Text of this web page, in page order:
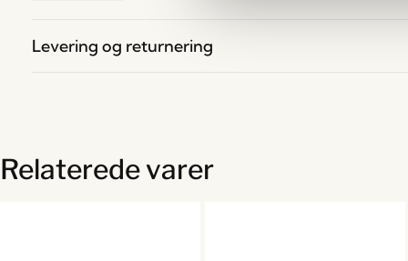
Levering og returnering
Relaterede varer